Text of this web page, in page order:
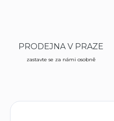
PRODEJNA V PRAZE
zastavte se za námi osobně